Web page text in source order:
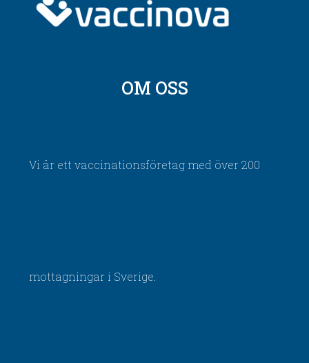
OM OSS
Vi är ett vaccinationsföretag med över 200
mottagningar i Sverige.